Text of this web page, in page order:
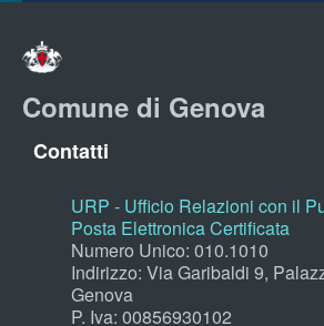
Comune di Genova
Contatti
URP - Ufficio Relazioni con il
Posta Elettronica Certificata
Numero Unico: 010.1010
Indirizzo: Via Garibaldi 9,
Genova
P. Iva: 00856930102